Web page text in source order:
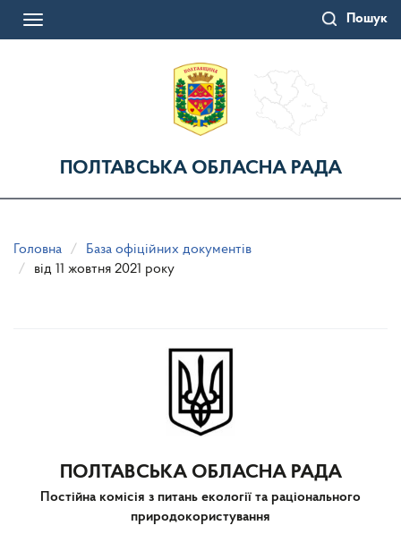
Пошук
Toggle
ПОЛТАВСЬКА ОБЛАСНА РАДА
Головна
База офіційних документів
від 11 жовтня 2021 року
ПОЛТАВСЬКА ОБЛАСНА РАДА
Постійна комісія з питань екології та раціонального
природокористування